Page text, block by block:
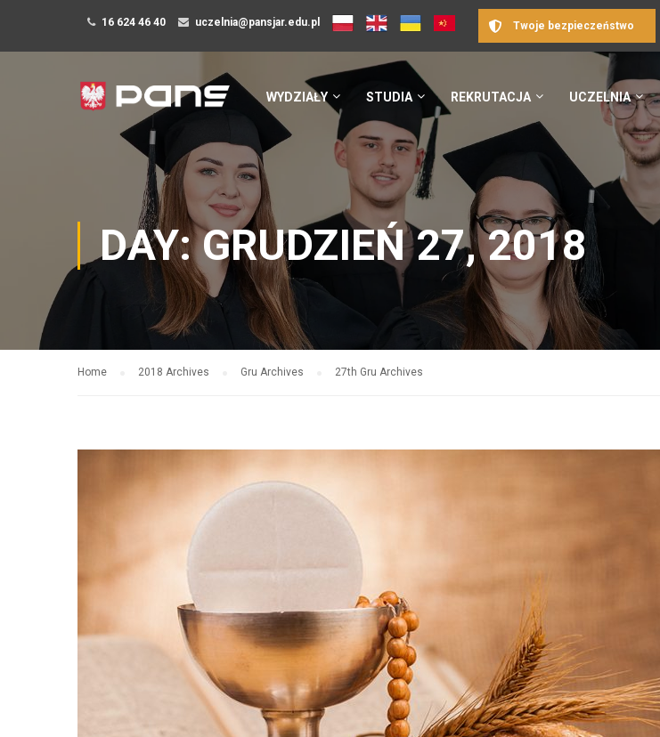
16 624 46 40 uczelnia@pansjar.edu.pl Twoje bezpieczeństwo
WYDZIAŁY STUDIA REKRUTACJA UCZELNIA
DAY: GRUDZIEŃ 27, 2018
Home 2018 Archives Gru Archives 27th Gru Archives